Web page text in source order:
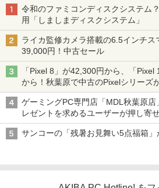
令和のファミコンディスクシステム
用「しましまディスクシステム」
ライカ監修カメラ搭載の6.5インチス
39,000円！中古セール
「Pixel 8」が42,300円から、「
から！秋葉原で中古のPixelシリーズ
ゲーミングPC専門店「MDL秋葉原
レゼントを求めるユーザーが押し寄
サンコーの「残暑お見舞い5点福箱」